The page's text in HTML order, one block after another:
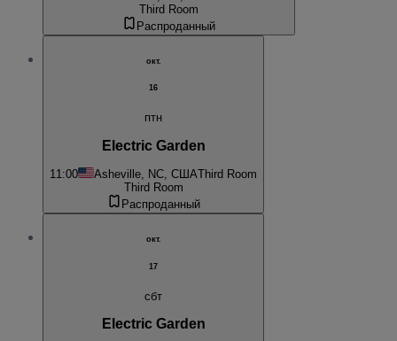
Third Room
Распроданный
окт.
16
птн
Electric Garden
11:00 Asheville, NC, СШАThird Room
Third Room
Распроданный
окт.
17
сбт
Electric Garden